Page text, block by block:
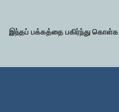
இந்தப் பக்கத்தை பகிர்ந்து கொள்க